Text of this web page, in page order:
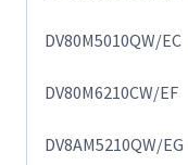
DV80M5010QW/EC
DV80M6210CW/EF
DV8AM5210QW/EG